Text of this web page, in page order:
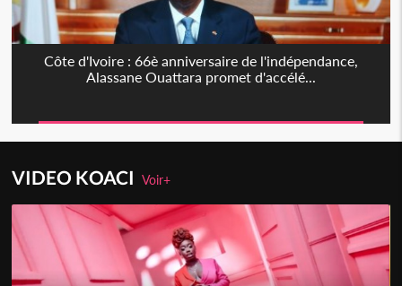
Côte d'Ivoire : 66è anniversaire de l'indépendance,
Alassane Ouattara promet d'accélé...
VIDEO KOACIVoir+